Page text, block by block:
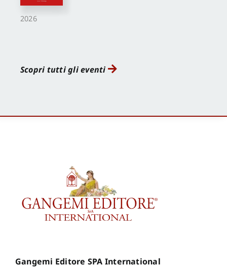
2026
Scopri tutti gli eventi
Gangemi Editore SPA International